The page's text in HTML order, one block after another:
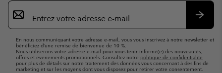
Inscription
par
e-
En nous communiquant votre adresse e-mail, vous vous inscrivez à notre newsletter et
bénéficiez d’une remise de bienvenue de 10 %.
Nous utiliserons votre adresse e-mail pour vous tenir informé(e) des nouveautés,
offres et événements promotionnels. Consultez notre politique de confidentialité
pour plus de détails sur notre traitement des données vous concernant à des fins de
marketing et sur les moyens dont vous disposez pour retirer votre consentement.